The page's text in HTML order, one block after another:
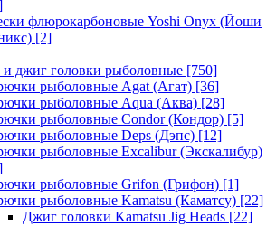
флюрокарбоновые Yoshi Onyx (Йоши
[2]
джиг головки рыболовные [750]
рыболовные Agat (Агат) [36]
рыболовные Aqua (Аква) [28]
рыболовные Condor (Кондор) [5]
рыболовные Deps (Дэпс) [12]
рыболовные Excalibur (Экскалибур)
рыболовные Grifon (Грифон) [1]
рыболовные Kamatsu (Каматсу) [22]
Джиг головки Kamatsu Jig Heads [22]